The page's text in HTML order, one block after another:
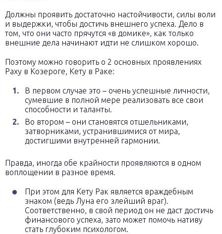
Должны проявить достаточно настойчивости, силы воли
и выдержки, чтобы достичь внешнего успеха. Дело в
том, что они часто прячутся «в домике», как только
внешние дела начинают идти не слишком хорошо.
Поэтому можно говорить о 2 основных проявлениях
Раху в Козероге, Кету в Раке:
В первом случае это – очень успешные личности,
сумевшие в полной мере реализовать все свои
способности и таланты.
Во втором – они становятся отшельниками,
затворниками, устранившимися от мира,
достигшими внутренней гармонии.
Правда, иногда обе крайности проявляются в одном
воплощении в разное время.
При этом для Кету Рак является враждебным
знаком (ведь Луна его злейший враг).
Соответственно, в свой период он не даст достичь
финансового успеха, зато может помочь нативу
стать глубоким психологом.